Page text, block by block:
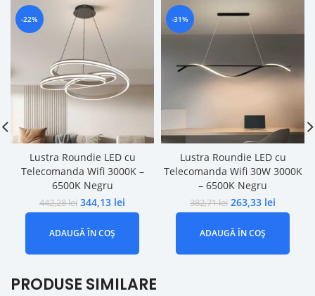
-22%
Lustra Roundie LED cu
Telecomanda Wifi 3000K –
6500K Negru
442,28lei 344,13 lei
ADAUGĂ ÎN COȘ
-31%
Lustra Roundie LED cu
Telecomanda Wifi 30W 3000K
– 6500K Negru
382,71lei 263,33 lei
ADAUGĂ ÎN COȘ
PRODUSE SIMILARE